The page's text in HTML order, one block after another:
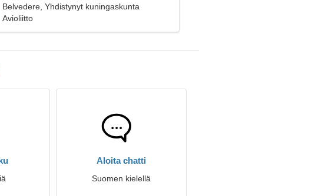
Belvedere, Yhdistynyt kuningaskunta
Avioliitto
Aloita chatti
Suomen kielellä